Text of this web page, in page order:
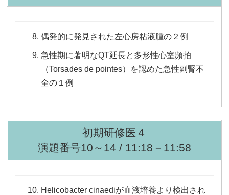
偶発的に発見された左心房粘液腫の２例
急性期に著明なQT延長と多形性心室頻拍
（Torsades de pointes）を認めた急性副腎不
全の１例
初期研修医４
演題番号10～14 / 11:18－11:58
Helicobacter cinaediが血液培養より検出され